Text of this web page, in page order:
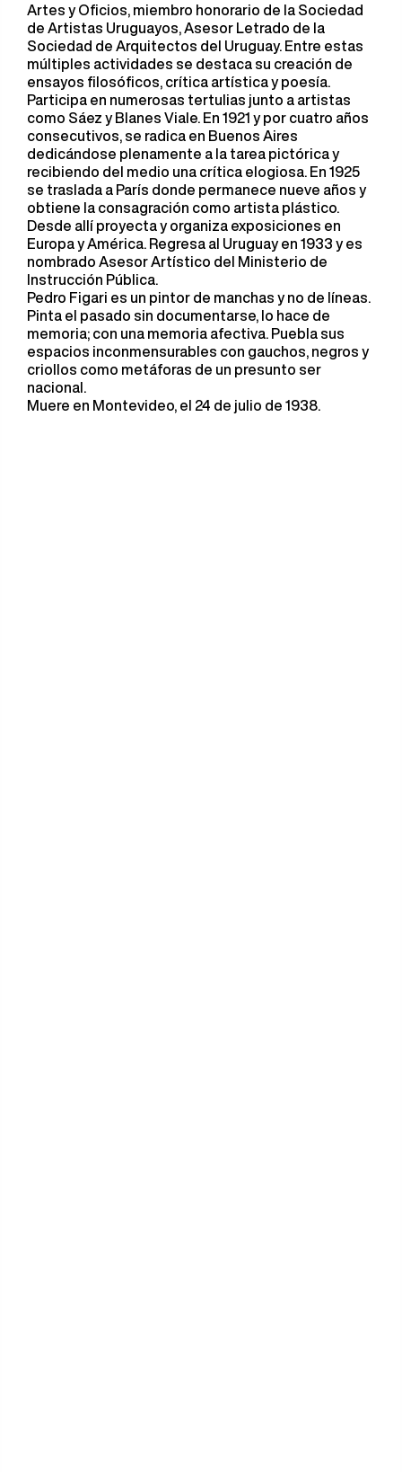
Artes y Oficios, miembro honorario de la Sociedad
de Artistas Uruguayos, Asesor Letrado de la
Sociedad de Arquitectos del Uruguay. Entre estas
múltiples actividades se destaca su creación de
ensayos filosóficos, crítica artística y poesía.
Participa en numerosas tertulias junto a artistas
como Sáez y Blanes Viale. En 1921 y por cuatro años
consecutivos, se radica en Buenos Aires
dedicándose plenamente a la tarea pictórica y
recibiendo del medio una crítica elogiosa. En 1925
se traslada a París donde permanece nueve años y
obtiene la consagración como artista plástico.
Desde allí proyecta y organiza exposiciones en
Europa y América. Regresa al Uruguay en 1933 y es
nombrado Asesor Artístico del Ministerio de
Instrucción Pública.
Pedro Figari es un pintor de manchas y no de líneas.
Pinta el pasado sin documentarse, lo hace de
memoria; con una memoria afectiva. Puebla sus
espacios inconmensurables con gauchos, negros y
criollos como metáforas de un presunto ser
nacional.
Muere en Montevideo, el 24 de julio de 1938.